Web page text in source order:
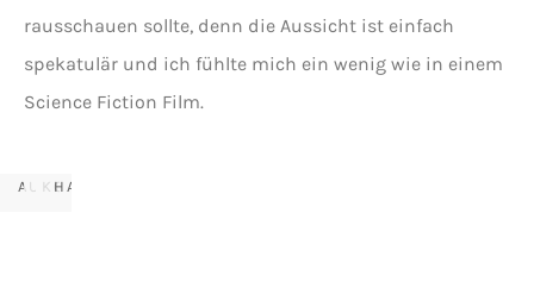
rausschauen sollte, denn die Aussicht ist einfach
spekatulär und ich fühlte mich ein wenig wie in einem
Science Fiction Film.
ICH,
VERSCHMITZT
AUFZUG
KOWLOON
AUSSICHT
HARBOUR